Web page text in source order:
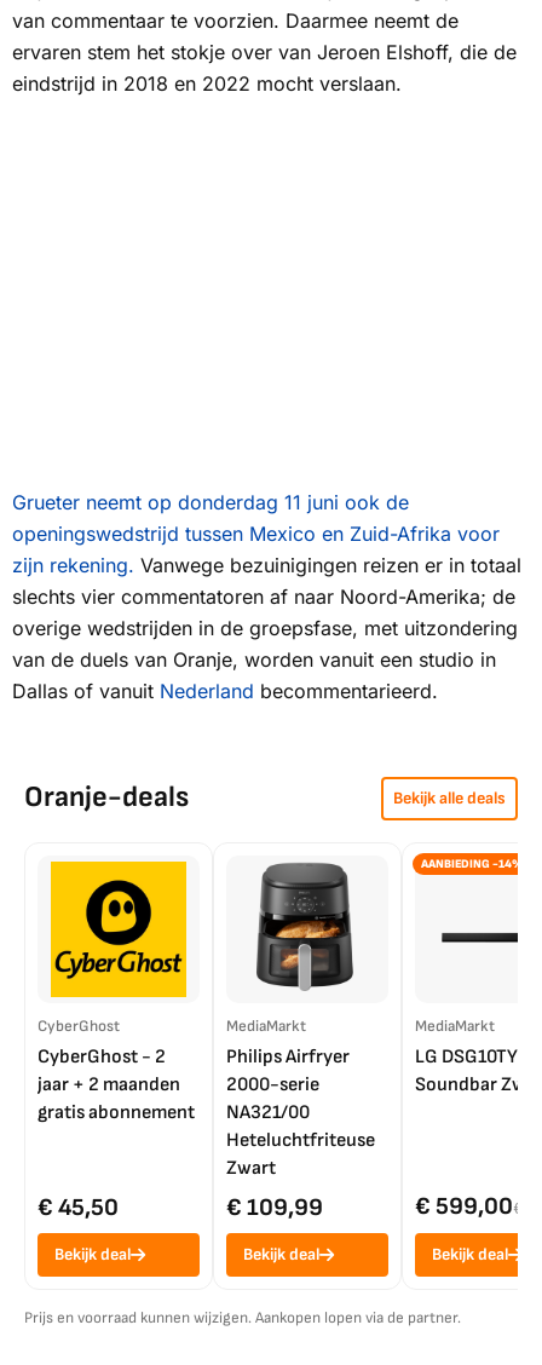
van commentaar te voorzien. Daarmee neemt de
ervaren stem het stokje over van Jeroen Elshoff, die de
eindstrijd in 2018 en 2022 mocht verslaan.
Grueter neemt op donderdag 11 juni ook de
openingswedstrijd tussen Mexico en Zuid-Afrika voor
zijn rekening. Vanwege bezuinigingen reizen er in totaal
slechts vier commentatoren af naar Noord-Amerika; de
overige wedstrijden in de groepsfase, met uitzondering
van de duels van Oranje, worden vanuit een studio in
Dallas of vanuit Nederland becommentarieerd.
Oranje-deals Bekijk alle deals
CyberGhost
CyberGhost - 2
jaar + 2 maanden
gratis abonnement
€ 45,50
Bekijk deal
MediaMarkt
Philips Airfryer
2000-serie
NA321/00
Heteluchtfriteuse
Zwart
€ 109,99
Bekijk deal
AANBIEDING -14%
MediaMarkt
LG DSG10TY
Soundbar
€ 599,00€
Bekijk deal
Prijs en voorraad kunnen wijzigen. Aankopen lopen via de partner.